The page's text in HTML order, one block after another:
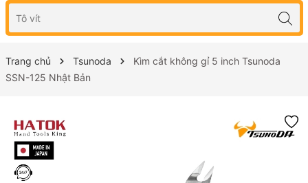
Trang chủ Tsunoda
Kìm cắt không gỉ 5 inch Tsunoda
SSN-125 Nhật Bản